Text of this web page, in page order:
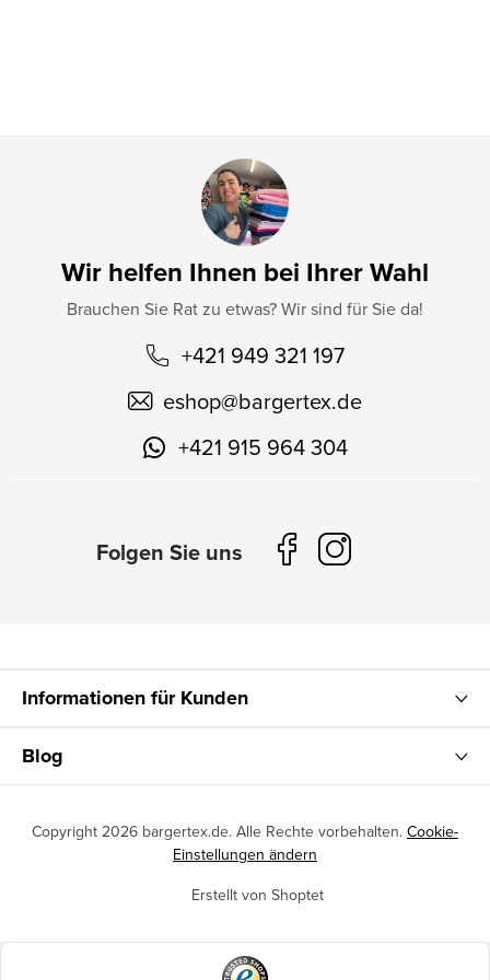
Wir helfen Ihnen bei Ihrer Wahl
Brauchen Sie Rat zu etwas? Wir sind für Sie da!
+421 949 321 197
eshop@bargertex.de
+421 915 964 304
Informationen für Kunden
Blog
Erstellt von Shoptet
Copyright 2026 bargertex.de. Alle Rechte vorbehalten. Cookie-
Einstellungen ändern